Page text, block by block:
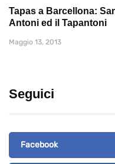
Tapas a Barcellona:
Antoni ed il Tapantoni
Maggio 13, 2013
Seguici
Facebook